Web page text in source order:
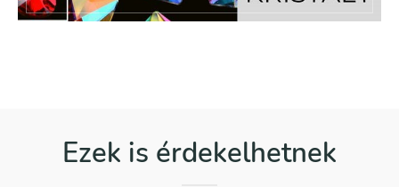
Ezek is érdekelhetnek